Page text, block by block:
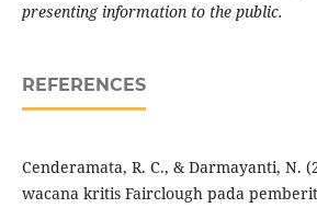
presenting information to the public.
REFERENCES
Cenderamata, R. C., & Darmayanti, N.
wacana kritis Fairclough pada